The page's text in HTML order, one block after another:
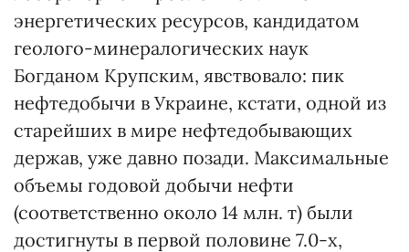
энергетических ресурсов, кандидатом
геолого-минералогических наук
Богданом Крупским, явствовало: пик
нефтедобычи в Украине, кстати, одной из
старейших в мире нефтедобывающих
держав, уже давно позади. Максимальные
объемы годовой добычи нефти
(соответственно около 14 млн. т) были
достигнуты в первой половине 7.0-х,